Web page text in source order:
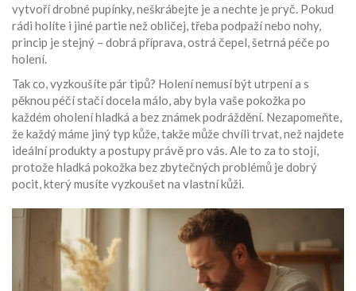
vytvoří drobné pupínky, neškrábejte je a nechte je pryč. Pokud
rádi holíte i jiné partie než obličej, třeba podpaží nebo nohy,
princip je stejný – dobrá příprava, ostrá čepel, šetrná péče po
holení.
Tak co, vyzkoušíte pár tipů? Holení nemusí být utrpení a s
pěknou péčí stačí docela málo, aby byla vaše pokožka po
každém oholení hladká a bez známek podráždění. Nezapomeňte,
že každý máme jiný typ kůže, takže může chvíli trvat, než najdete
ideální produkty a postupy právě pro vás. Ale to za to stojí,
protože hladká pokožka bez zbytečných problémů je dobrý
pocit, který musíte vyzkoušet na vlastní kůži.